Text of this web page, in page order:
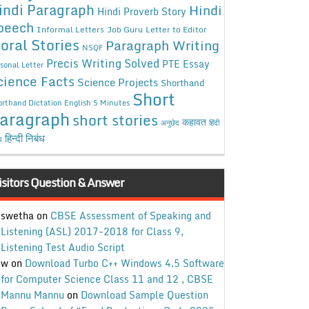
Paragraph Hindi Proverb Story Hindi
Informal Letters Job Guru Letter to Editor
Stories NSQF Paragraph Writing
Letter Precis Writing Solved PTE Essay
Facts Science Projects Shorthand
Dictation English 5 Minutes Short
short stories अनुछेद कहावत हिंदी
हिन्दी निबंध
Question & Answer
swethaon CBSE Assessment of Speaking and
Listening (ASL) 2017-2018 for Class 9,
Listening Test Audio Script
won Download Turbo C++ Windows 4.5 Software
for Computer Science Class 11 and 12 , CBSE
Mannu Mannu on Download Sample Question